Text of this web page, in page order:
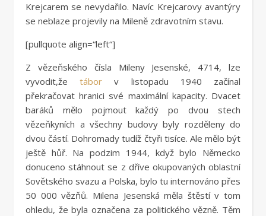
Krejcarem se nevydařilo. Navíc Krejcarovy avantýry
se neblaze projevily na Mileně zdravotním stavu.
[pullquote align=“left“]
Z vězeňského čísla Mileny Jesenské, 4714, lze
vyvodit,žetábor v listopadu 1940 začínal
překračovat hranici své maximální kapacity. Dvacet
baráků mělo pojmout každý po dvou stech
vězeňkyních a všechny budovy byly rozděleny do
dvou částí. Dohromady tudíž čtyři tisíce. Ale mělo být
ještě hůř. Na podzim 1944, když bylo Německo
donuceno stáhnout se z dříve okupovaných oblastní
Sovětského svazu a Polska, bylo tu internováno přes
50 000 vězňů. Milena Jesenská měla štěstí v tom
ohledu, že byla označena za politického vězně. Těm